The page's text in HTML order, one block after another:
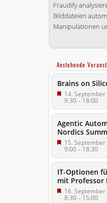
Fraudify
Bilddateien
Manipulationen
Anstehende
Brains on
14. September
9:30–18:00
Agentic
Nordics
15. September
9:00–18:30
IT-Optionen
mit Professor
16. September
8:30–15:00